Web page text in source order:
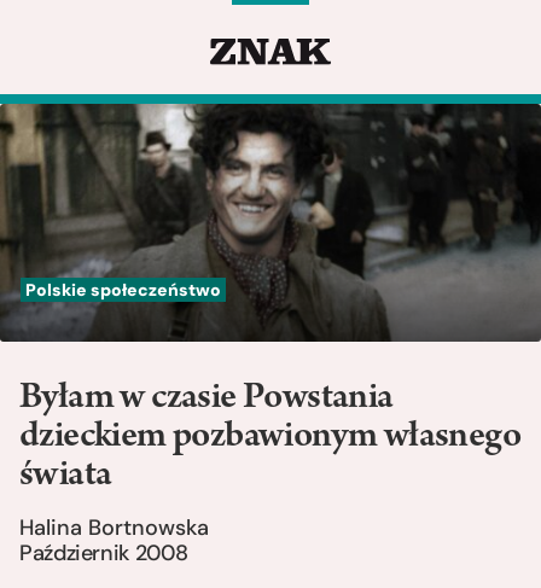
Polskie społeczeństwo
Byłam w czasie Powstania
dzieckiem pozbawionym własnego
świata
Halina Bortnowska
Październik 2008